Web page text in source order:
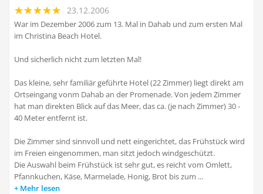
23.12.2006
War im Dezember 2006 zum 13. Mal in Dahab und zum ersten Mal
im Christina Beach Hotel.
Und sicherlich nicht zum letzten Mal!
Das kleine, sehr familiär geführte Hotel (22 Zimmer) liegt direkt am
Ortseingang vonm Dahab an der Promenade. Von jedem Zimmer
hat man direkten Blick auf das Meer, das ca. (je nach Zimmer) 30 -
40 Meter entfernt ist.
Die Zimmer sind sinnvoll und nett eingerichtet, das Frühstück wird
im Freien eingenommen, man sitzt jedoch windgeschützt.
Die Auswahl beim Frühstück ist sehr gut, es reicht vom Omlett,
Pfannkuchen, Käse, Marmelade, Honig, Brot bis zum ...
Mehr lesen